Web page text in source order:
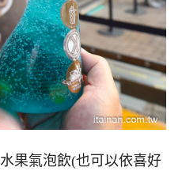
果氣泡飲(也可以依喜好